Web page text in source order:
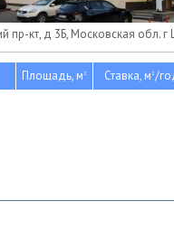
пр-кт, д 3Б, Московская обл.
Площадь, м2 Ставка, м2/